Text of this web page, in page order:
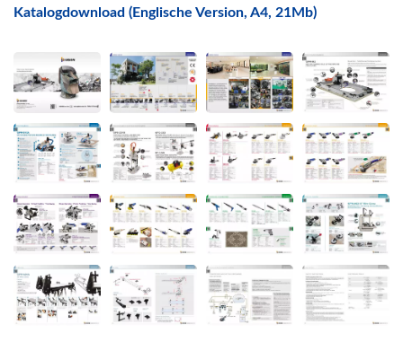
Katalogdownload (Englische Version, A4, 21Mb)